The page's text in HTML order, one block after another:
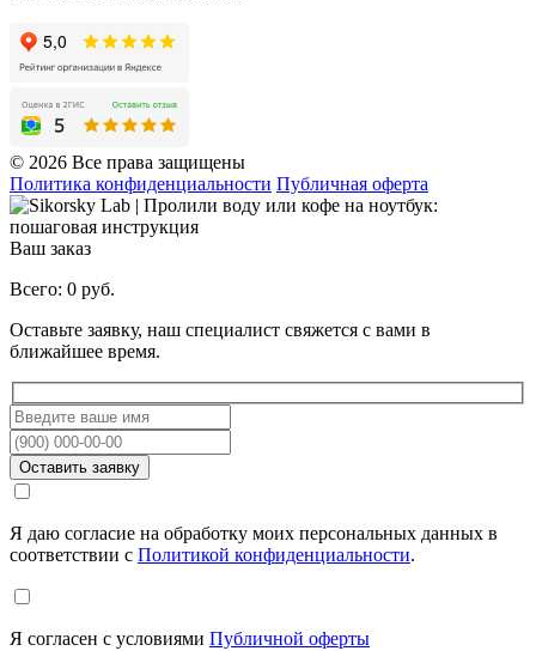
© 2026 Все права защищены
Политика конфиденциальности Публичная оферта
Ваш заказ
Всего: 0 руб.
Оставьте заявку, наш специалист свяжется с вами в
ближайшее время.
Я даю согласие на обработку моих персональных данных в
соответствии с Политикой конфиденциальности.
Я согласен с условиями Публичной оферты